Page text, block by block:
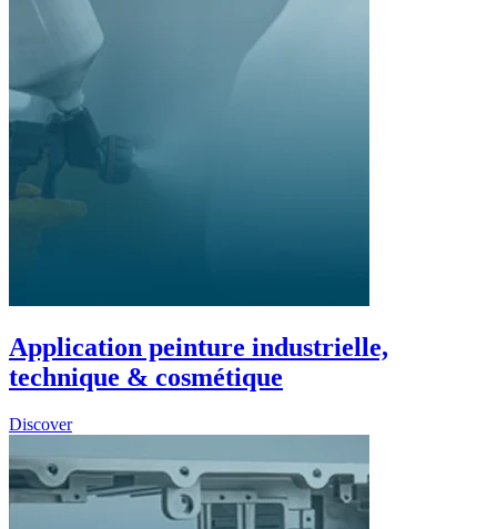
Application peinture industrielle,
technique & cosmétique
Discover